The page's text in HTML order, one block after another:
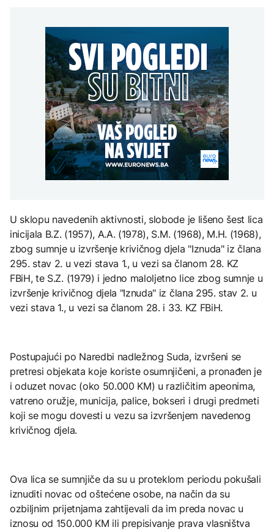
Požar se širi Bijeljinom,
zatvorena obilaznica
Plan da se u Crnoj Gori
migranata? Spajić:
Nismo vodili pregovore
oružja
FOKUS
Žedni za novcem: Koje bi
nove poreze EU mogla
uvesti od 2028. godine?
TEHNOLOGIJA
Dio rakete SpaceX
velikom brzinom pada
na Mjesec
TEHNOLOGIJA
Britanska kraljevska
kovnica iz elektronskog
U sklopu navedenih aktivnosti, slobode je lišeno šest lica
inicijala B.Z. (1957), A.A. (1978), S.M. (1968), M.H. (1968),
zbog sumnje u izvršenje krivičnog djela "Iznuda" iz člana
295. stav 2. u vezi stava 1., u vezi sa članom 28. KZ
FBiH, te S.Z. (1979) i jedno maloljetno lice zbog sumnje u
izvršenje krivičnog djela "Iznuda" iz člana 295. stav 2. u
vezi stava 1., u vezi sa članom 28. i 33. KZ FBiH.
Postupajući po Naredbi nadležnog Suda, izvršeni se
pretresi objekata koje koriste osumnjičeni, a pronađen je
i oduzet novac (oko 50.000 KM) u različitim apeonima,
vatreno oružje, municija, palice, bokseri i drugi predmeti
koji se mogu dovesti u vezu sa izvršenjem navedenog
krivičnog djela.
Ova lica se sumnjiče da su u proteklom periodu pokušali
iznuditi novac od oštećene osobe, na način da su
ozbiljnim prijetnjama zahtijevali da im preda novac u
iznosu od 150.000 KM ili prepisivanje prava vlasništva